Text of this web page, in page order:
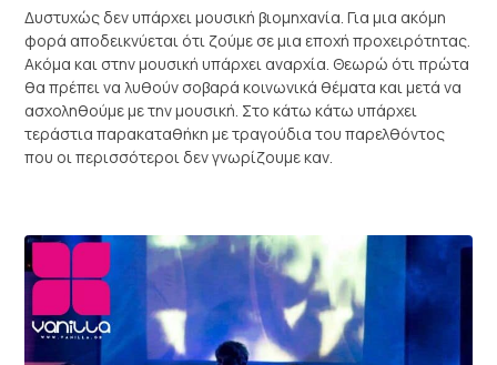
Δυστυχώς δεν υπάρχει μουσική βιομηχανία. Για μια ακόμη
φορά αποδεικνύεται ότι ζούμε σε μια εποχή προχειρότητας.
Ακόμα και στην μουσική υπάρχει αναρχία. Θεωρώ ότι πρώτα
θα πρέπει να λυθούν σοβαρά κοινωνικά θέματα και μετά να
ασχοληθούμε με την μουσική. Στο κάτω κάτω υπάρχει
τεράστια παρακαταθήκη με τραγούδια του παρελθόντος
που οι περισσότεροι δεν γνωρίζουμε καν.